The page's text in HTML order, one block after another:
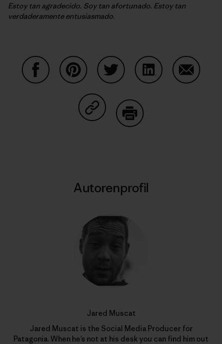
Estoy tan agradecido. Soy tan afortunado. Estoy tan
verdaderamente entusiasmado.
Auf Copy Link teilen
Autorenprofil
Jared Muscat
Jared Muscat is the Social Media Producer for
Patagonia. When he’s not at his desk you can find him out